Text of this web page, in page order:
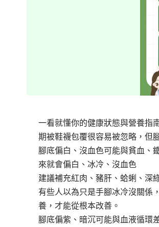
一看就懂你的健康狀態與營養指
期被鞋襪包覆很容易被忽略，但
腳底偏白、沒血色可能與貧血、
來就會偏白、冰冷、沒血色
建議補充紅肉、豬肝、蛤蜊、深
有些人以為只是手腳冰冷沒關係
養，才能從根本改善。
腳底偏紫、暗沉可能與血液循環